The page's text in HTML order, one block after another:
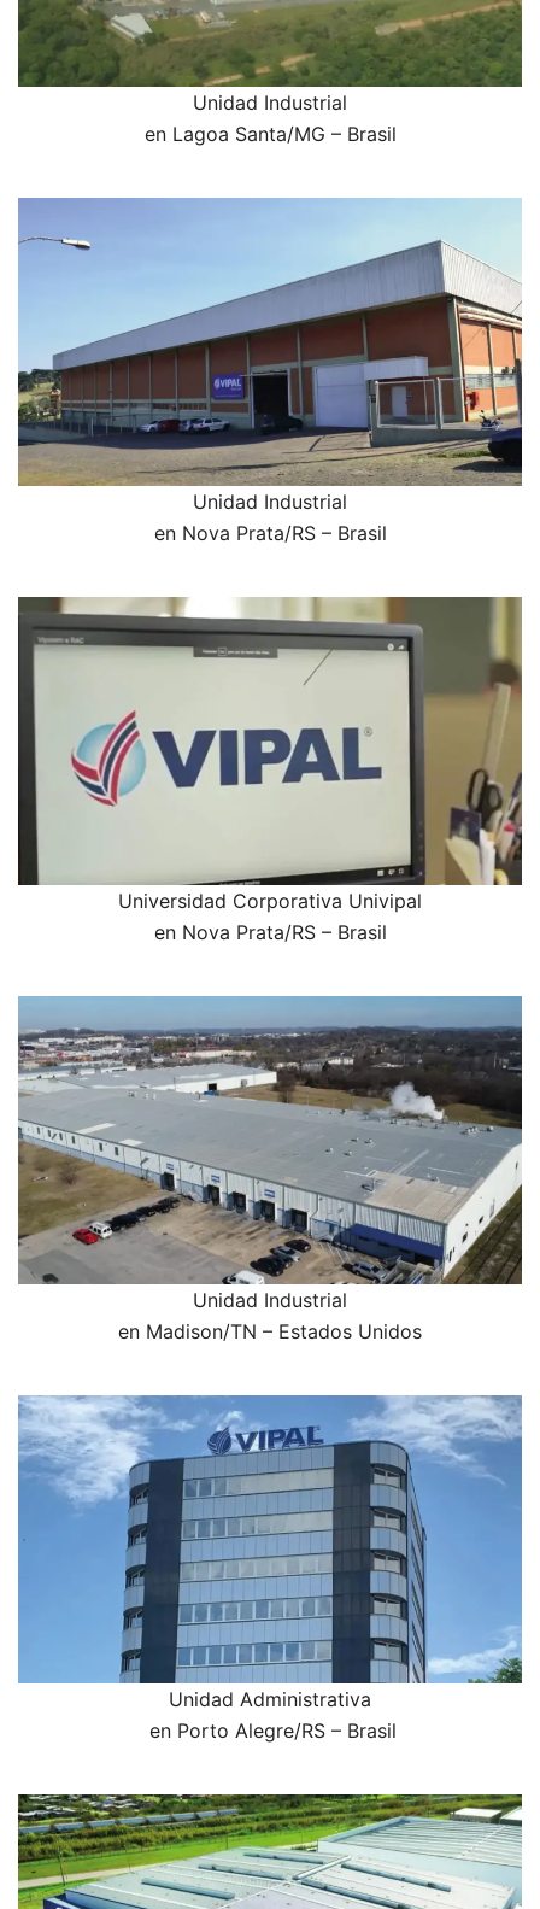
Unidad Industrial
en Lagoa Santa/MG – Brasil
Unidad Industrial
en Nova Prata/RS – Brasil
Universidad Corporativa Univipal
en Nova Prata/RS – Brasil
Unidad Industrial
en Madison/TN – Estados Unidos
Unidad Administrativa
en Porto Alegre/RS – Brasil